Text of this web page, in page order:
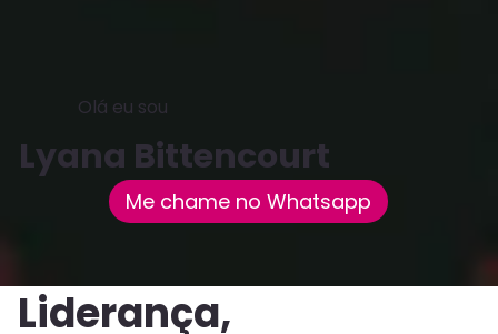
Olá eu sou
Lyana Bittencourt
Me chame no Whatsapp
Liderança,